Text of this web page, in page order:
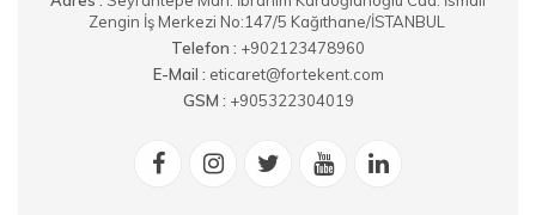
Zengin İş Merkezi No:147/5 Kağıthane/İSTANBUL
Telefon : +902123478960
E-Mail : eticaret@fortekent.com
GSM : +905322304019